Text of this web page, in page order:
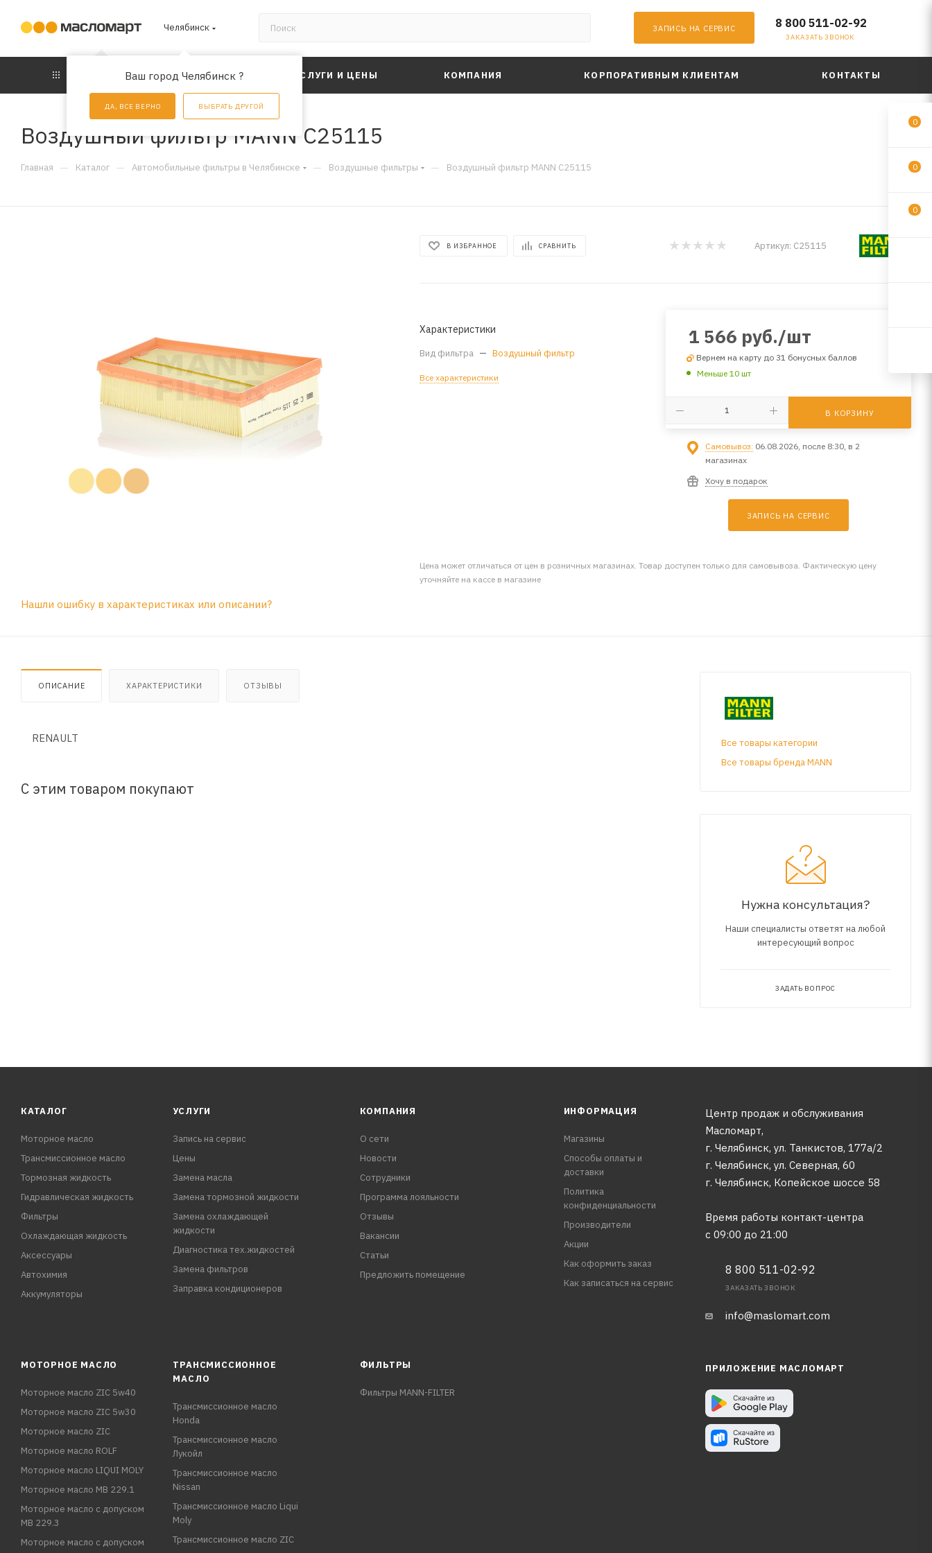
Челябинск
Ваш город Челябинск ?
ДА, ВСЕ ВЕРНО ВЫБРАТЬ ДРУГОЙ
ЗАПИСЬ НА СЕРВИС 8 800 511-02-92
ЗАКАЗАТЬ ЗВОНОК
АКЦИИ УСЛУГИ И ЦЕНЫ КОМПАНИЯ КОРПОРАТИВНЫМ КЛИЕНТАМ КОНТАКТЫ
Воздушный фильтр MANN C25115
Главная — Каталог — Автомобильные фильтры в Челябинске — Воздушные фильтры — Воздушный фильтр MANN C25115
В ИЗБРАННОЕ СРАВНИТЬ Артикул: C25115
Характеристики
Вид фильтра — Воздушный фильтр
Все характеристики
1 566 руб./шт
Вернем на карту до 31 бонусных баллов
Меньше 10 шт
В КОРЗИНУ
Самовывоз: 06.08.2026, после 8:30, в 2
магазинах
Хочу в подарок
ЗАПИСЬ НА СЕРВИС
Цена может отличаться от цен в розничных магазинах. Товар доступен только для самовывоза. Фактическую цену
уточняйте на кассе в магазине
Нашли ошибку в характеристиках или описании?
ОПИСАНИЕ ХАРАКТЕРИСТИКИ ОТЗЫВЫ
RENAULT
С этим товаром покупают
Все товары категории
Все товары бренда MANN
Нужна консультация?
Наши специалисты ответят на любой
интересующий вопрос
ЗАДАТЬ ВОПРОС
КАТАЛОГ
Моторное масло
Трансмиссионное масло
Тормозная жидкость
Гидравлическая жидкость
Фильтры
Охлаждающая жидкость
Аксессуары
Автохимия
Аккумуляторы
УСЛУГИ
Запись на сервис
Цены
Замена масла
Замена тормозной жидкости
Замена охлаждающей
жидкости
Диагностика тех.жидкостей
Замена фильтров
Заправка кондиционеров
КОМПАНИЯ
О сети
Новости
Сотрудники
Программа лояльности
Отзывы
Вакансии
Статьи
Предложить помещение
ИНФОРМАЦИЯ
Магазины
Способы оплаты и
доставки
Политика
конфиденциальности
Производители
Акции
Как оформить заказ
Как записаться на сервис
Центр продаж и обслуживания
Масломарт,
г. Челябинск, ул. Танкистов, 177а/2
г. Челябинск, ул. Северная, 60
г. Челябинск, Копейское шоссе 58
Время работы контакт-центра
с 09:00 до 21:00
8 800 511-02-92
ЗАКАЗАТЬ ЗВОНОК
info@maslomart.com
МОТОРНОЕ МАСЛО
Моторное масло ZIC 5w40
Моторное масло ZIC 5w30
Моторное масло ZIC
Моторное масло ROLF
Моторное масло LIQUI MOLY
Моторное масло MB 229.1
Моторное масло с допуском
MB 229.3
Моторное масло с допуском
ТРАНСМИССИОННОЕ
МАСЛО
Трансмиссионное масло
Honda
Трансмиссионное масло
Лукойл
Трансмиссионное масло
Nissan
Трансмиссионное масло Liqui
Moly
Трансмиссионное масло ZIC
ФИЛЬТРЫ
Фильтры MANN-FILTER
ПРИЛОЖЕНИЕ МАСЛОМАРТ
0
0
0